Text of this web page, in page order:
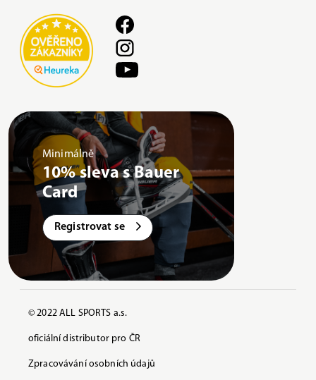
Minimálně
10% sleva s Bauer
Card
Registrovat se
© 2022 ALL SPORTS a.s.
oficiální distributor pro ČR
Zpracovávání osobních údajů